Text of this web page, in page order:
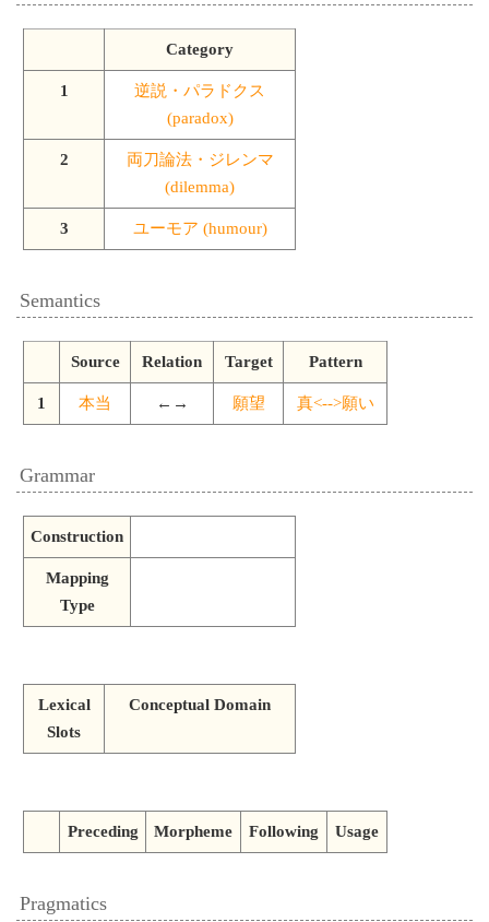
Category
1
逆説・パラドクス
(paradox)
2
両刀論法・ジレンマ
(dilemma)
3 ユーモア (humour)
Semantics
Source Relation Target Pattern
1 本当 ←→ 願望 真<-->願い
Grammar
Construction
Mapping
Type
Lexical
Slots
Conceptual Domain
Preceding Morpheme Following Usage
Pragmatics